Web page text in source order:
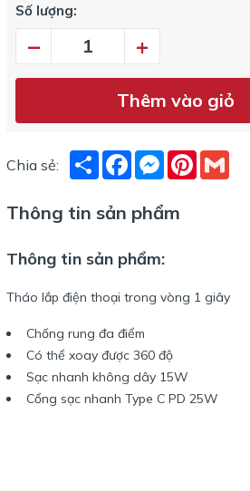
Số lượng:
– +
Thêm vào giỏ
Chia sẻ: ShareFacebookMessenger
Pinterest
Thông tin sản phẩm
Thông tin sản phẩm:
Tháo lắp điện thoại trong vòng 1 giây
Chống rung đa điểm
Có thể xoay được 360 độ
Sạc nhanh không dây 15W
Cổng sạc nhanh Type C PD 25W